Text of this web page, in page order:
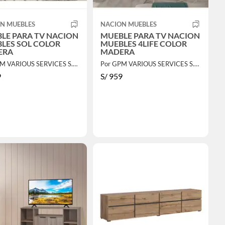
MUEBLES
PARA TV NACION
SOL COLOR
Por GPM VARIOUS SERVICES S.A.C.
NACION MUEBLES
MUEBLE PARA TV NACION
MUEBLES 4LIFE COLOR
MADERA
Por GPM VARIOUS SERVICES S.A.C.
S/ 959